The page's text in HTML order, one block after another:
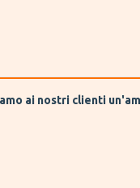
ai nostri clienti